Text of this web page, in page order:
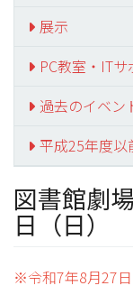
展示
PC教室・IT
過去のイベン
平成25年度以
図書館劇
日（日）
※令和7年8月27日